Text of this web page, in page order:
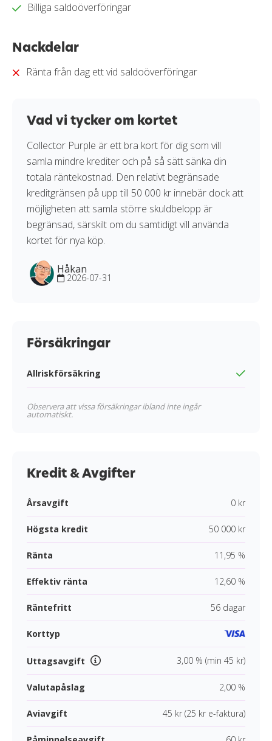
beslutsunderlag för när du ska välja kreditkort.
kreditkort i vår
Billiga saldoöverföringar
Nackdelar
Ränta från dag ett vid saldoöverföringar
Vad vi tycker om kortet
Collector Purple är ett bra kort för dig som vill
samla mindre krediter och på så sätt sänka din
totala räntekostnad. Den relativt begränsade
kreditgränsen på upp till 50 000 kr innebär dock att
möjligheten att samla större skuldbelopp är
begränsad, särskilt om du samtidigt vill använda
kortet för nya köp.
Håkan
2026-07-31
Försäkringar
Allriskförsäkring
Observera att vissa försäkringar ibland inte ingår
automatiskt.
Kredit & Avgifter
Årsavgift 0 kr
Högsta kredit 50 000 kr
Ränta 11,95 %
Effektiv ränta 12,60 %
Räntefritt 56 dagar
Korttyp
Uttagsavgift 3,00 % (min 45 kr)
Valutapåslag 2,00 %
Aviavgift 45 kr (25 kr e-faktura)